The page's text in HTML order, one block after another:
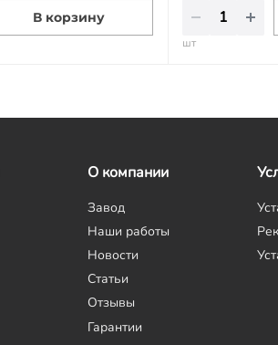
В корзину
шт
О компании
Завод
Наши работы
Новости
Статьи
Отзывы
Гарантии